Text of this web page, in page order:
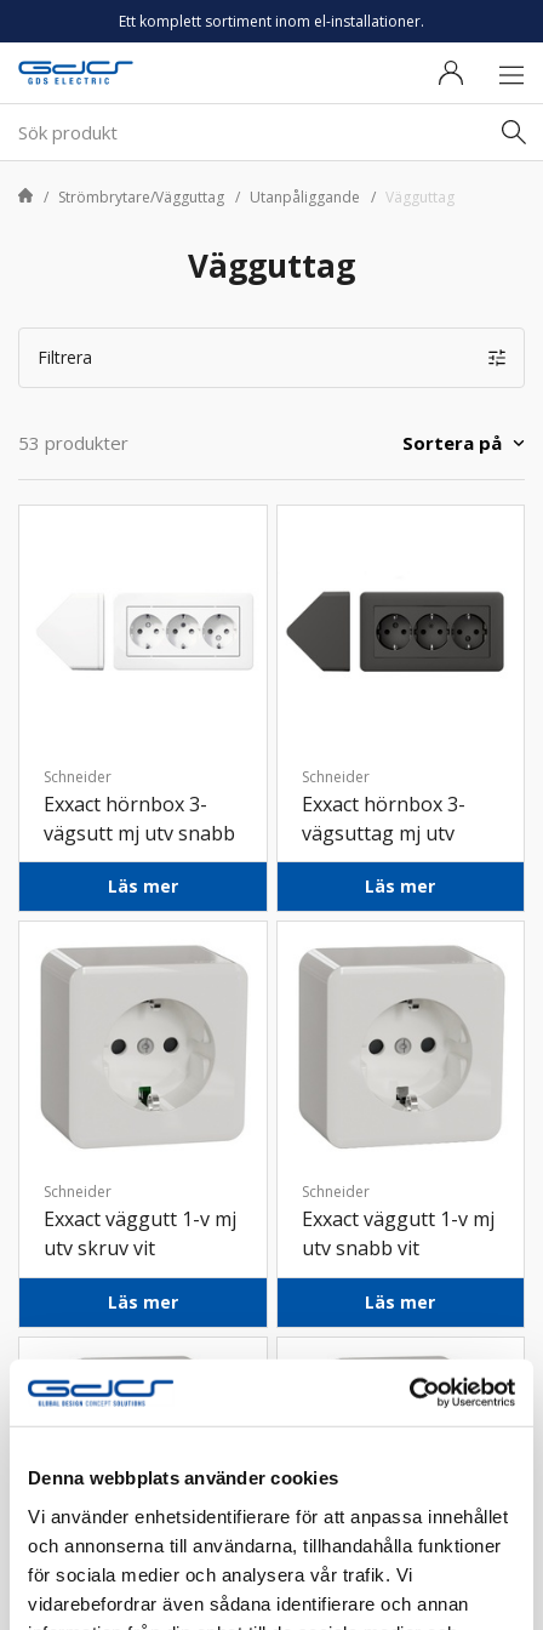
Denna webbplats använder cookies
Vi använder enhetsidentifierare för att anpassa innehållet
och annonserna till användarna, tillhandahålla funktioner
för sociala medier och analysera vår trafik. Vi
vidarebefordrar även sådana identifierare och annan
Ett komplett sortiment inom el-installationer.
Strömbrytare/Vägguttag Utanpåliggande Vägguttag
Vägguttag
Filtrera
53 produkter Sortera på
Schneider
Exxact hörnbox 3-
vägsutt mj utv snabb
vit
Läs mer
Schneider
Exxact hörnbox 3-
vägsuttag mj utv
skruv ant
Läs mer
Schneider
Exxact väggutt 1-v mj
utv skruv vit
Läs mer
Schneider
Exxact väggutt 1-v mj
utv snabb vit
Läs mer
Schneider Schneider